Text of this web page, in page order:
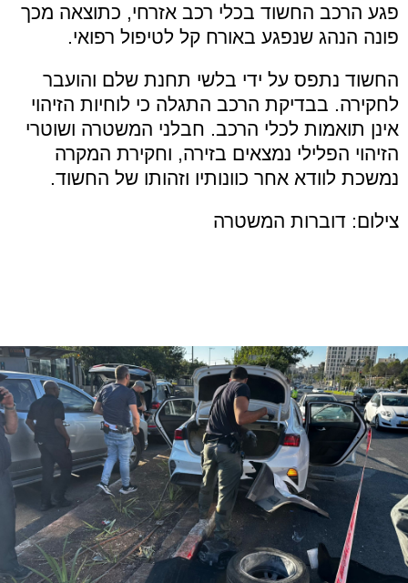
פגע הרכב החשוד בכלי רכב אזרחי, כתוצאה מכך
פונה הנהג שנפגע באורח קל לטיפול רפואי.
החשוד נתפס על ידי בלשי תחנת שלם והועבר
לחקירה. בבדיקת הרכב התגלה כי לוחיות הזיהוי
אינן תואמות לכלי הרכב. חבלני המשטרה ושוטרי
הזיהוי הפלילי נמצאים בזירה, וחקירת המקרה
נמשכת לוודא אחר כוונותיו וזהותו של החשוד.
צילום: דוברות המשטרה